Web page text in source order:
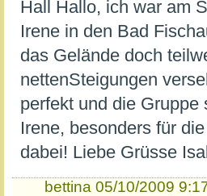
Hall Hallo, ich war am
Irene in den Bad
das Gelände doch
nettenSteigungen
perfekt und die
Irene, besonders für
dabei! Liebe Grüsse
bettina 05/10/2009